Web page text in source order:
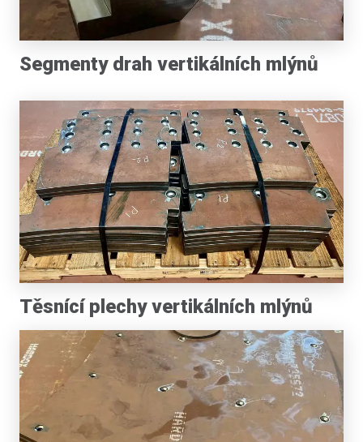
Segmenty drah vertikálních mlýnů
Těsnící plechy vertikálních mlýnů